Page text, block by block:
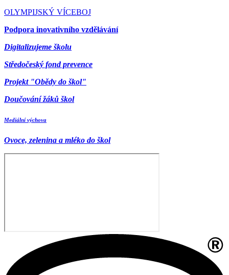
OLYMPIJSKÝ VÍCEBOJ
Podpora inovativního vzdělávání
Digitalizujeme školu
Středočeský fond prevence
Projekt "Obědy do škol"
Doučování žáků škol
Mediální výchova
Ovoce, zelenina a mléko do škol